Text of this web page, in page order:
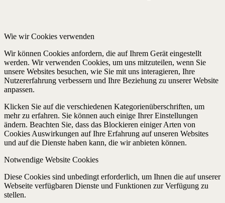
Wie wir Cookies verwenden
Wir können Cookies anfordern, die auf Ihrem Gerät eingestellt
werden. Wir verwenden Cookies, um uns mitzuteilen, wenn Sie
unsere Websites besuchen, wie Sie mit uns interagieren, Ihre
Nutzererfahrung verbessern und Ihre Beziehung zu unserer Website
anpassen.
Klicken Sie auf die verschiedenen Kategorienüberschriften, um
mehr zu erfahren. Sie können auch einige Ihrer Einstellungen
ändern. Beachten Sie, dass das Blockieren einiger Arten von
Cookies Auswirkungen auf Ihre Erfahrung auf unseren Websites
und auf die Dienste haben kann, die wir anbieten können.
Notwendige Website Cookies
Diese Cookies sind unbedingt erforderlich, um Ihnen die auf unserer
Webseite verfügbaren Dienste und Funktionen zur Verfügung zu
stellen.